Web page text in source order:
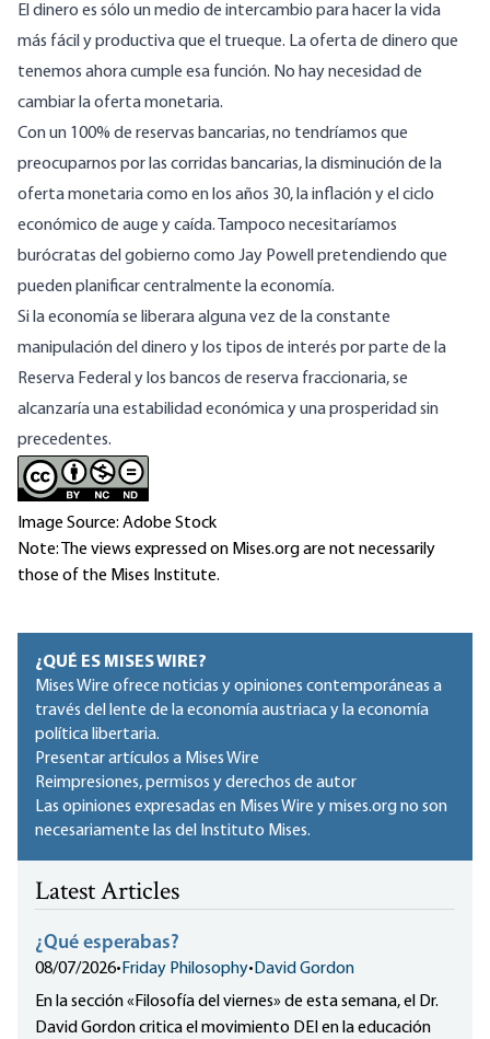
El dinero es sólo un medio de intercambio para hacer la vida
más fácil y productiva que el trueque. La oferta de dinero que
tenemos ahora cumple esa función. No hay necesidad de
cambiar la oferta monetaria.
Con un 100% de reservas bancarias, no tendríamos que
preocuparnos por las corridas bancarias, la disminución de la
oferta monetaria como en los años 30, la inflación y el ciclo
económico de auge y caída. Tampoco necesitaríamos
burócratas del gobierno como Jay Powell pretendiendo que
pueden planificar centralmente la economía.
Si la economía se liberara alguna vez de la constante
manipulación del dinero y los tipos de interés por parte de la
Reserva Federal y los bancos de reserva fraccionaria, se
alcanzaría una estabilidad económica y una prosperidad sin
precedentes.
Image Source: Adobe Stock
Note: The views expressed on Mises.org are not necessarily
those of the Mises Institute.
¿QUÉ ES MISES WIRE?
Mises Wire ofrece noticias y opiniones contemporáneas a
través del lente de la economía austriaca y la economía
política libertaria.
Presentar artículos a Mises Wire
Reimpresiones, permisos y derechos de autor
Las opiniones expresadas en Mises Wire y mises.org no son
necesariamente las del Instituto Mises.
Latest Articles
¿Qué esperabas?
08/07/2026• Friday Philosophy• David Gordon
En la sección «Filosofía del viernes» de esta semana, el Dr.
David Gordon critica el movimiento DEI en la educación